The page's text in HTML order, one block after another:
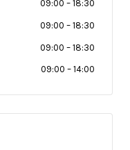
09:00 – 18:30
09:00 – 18:30
09:00 – 18:30
09:00 – 14:00